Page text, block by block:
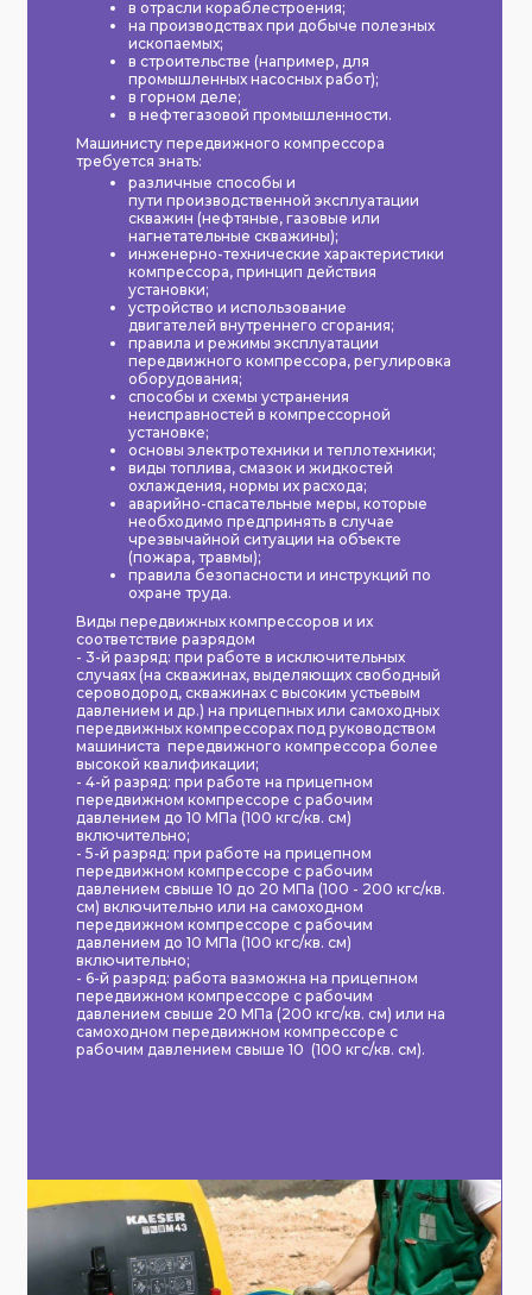
в отрасли кораблестроения;
на производствах при добыче полезных
ископаемых;
в строительстве (например, для
промышленных насосных работ);
в горном деле;
в нефтегазовой промышленности.
Машинисту передвижного компрессора
требуется знать:
различные способы и
пути производственной эксплуатации
скважин (нефтяные, газовые или
нагнетательные скважины);
инженерно-технические характеристики
компрессора, принцип действия
установки;
устройство и использование
двигателей внутреннего сгорания;
правила и режимы эксплуатации
передвижного компрессора, регулировка
оборудования;
способы и схемы устранения
неисправностей в компрессорной
установке;
основы электротехники и теплотехники;
виды топлива, смазок и жидкостей
охлаждения, нормы их расхода;
аварийно-спасательные меры, которые
необходимо предпринять в случае
чрезвычайной ситуации на объекте
(пожара, травмы);
правила безопасности и инструкций по
охране труда.
Виды передвижных компрессоров и их
соответствие разрядом
- 3-й разряд: при работе в исключительных
случаях (на скважинах, выделяющих свободный
сероводород, скважинах с высоким устьевым
давлением и др.) на прицепных или самоходных
передвижных компрессорах под руководством
машиниста передвижного компрессора более
высокой квалификации;
- 4-й разряд: при работе на прицепном
передвижном компрессоре с рабочим
давлением до 10 МПа (100 кгс/кв. см)
включительно;
- 5-й разряд: при работе на прицепном
передвижном компрессоре с рабочим
давлением свыше 10 до 20 МПа (100 - 200 кгс/кв.
см) включительно или на самоходном
передвижном компрессоре с рабочим
давлением до 10 МПа (100 кгс/кв. см)
включительно;
- 6-й разряд: работа вазможна на прицепном
передвижном компрессоре с рабочим
давлением свыше 20 МПа (200 кгс/кв. см) или на
самоходном передвижном компрессоре с
рабочим давлением свыше 10 (100 кгс/кв. см).